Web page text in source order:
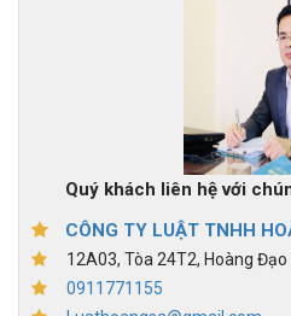
Quý khách liên hệ với
CÔNG TY LUẬT TNHH
12A03, Tòa 24T2, Hoàng Đạo
0911771155